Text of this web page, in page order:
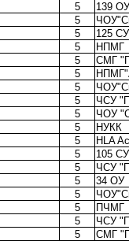
5
139 ОУ
5
5
125 СУ
5
НПМГ
5
СМГ
5
5
5
ЧСУ
5
ЧОУ
5
НУКК
5
HLA
5
105 СУ
5
ЧСУ
5
34 ОУ
5
5
ПЧМГ
5
ЧСУ
5
СМГ